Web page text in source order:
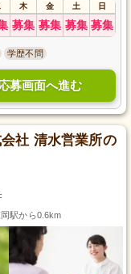
木 金 土 日
募集 募集 募集 募集
学歴不問
募画面へ進む
社 清水営業所の
駅から0.6km